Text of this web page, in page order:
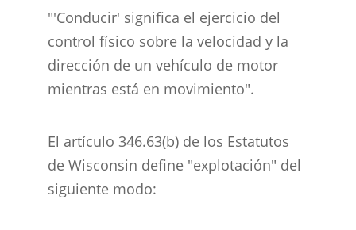
"'Conducir' significa el ejercicio del
control físico sobre la velocidad y la
dirección de un vehículo de motor
mientras está en movimiento".
El artículo 346.63(b) de los Estatutos
de Wisconsin define "explotación" del
siguiente modo: